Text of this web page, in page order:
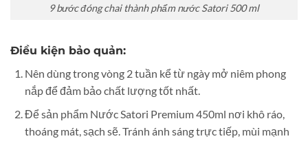
9 bước đóng chai thành phẩm nước Satori 500 ml
Điều kiện bảo quản:
Nên dùng trong vòng 2 tuần kể từ ngày mở niêm phong
nắp để đảm bảo chất lượng tốt nhất.
Để sản phẩm Nước Satori Premium 450ml nơi khô ráo,
thoáng mát, sạch sẽ. Tránh ánh sáng trực tiếp, mùi mạnh